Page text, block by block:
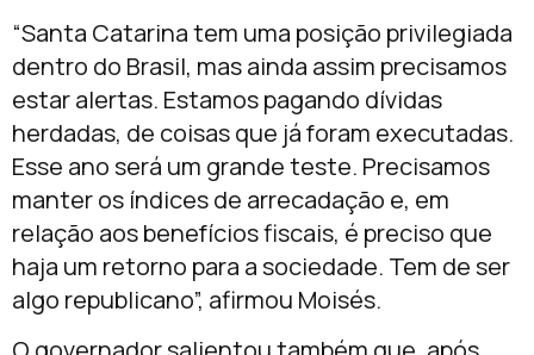
“Santa Catarina tem uma posição privilegiada
dentro do Brasil, mas ainda assim precisamos
estar alertas. Estamos pagando dívidas
herdadas, de coisas que já foram executadas.
Esse ano será um grande teste. Precisamos
manter os índices de arrecadação e, em
relação aos benefícios fiscais, é preciso que
haja um retorno para a sociedade. Tem de ser
algo republicano”, afirmou Moisés.